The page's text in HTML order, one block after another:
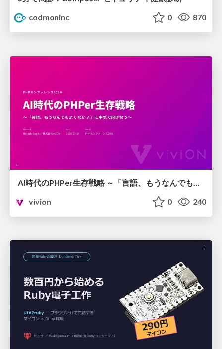
codmoninc
0 870
AI時代のPHPer生存戦略 ～「言語、もうなんでもよくない？」に本気で向き合う～
vivion
0 240